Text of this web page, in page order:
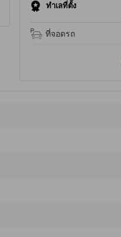
ทำเลที่ตั้ง
ที่จอดรถ